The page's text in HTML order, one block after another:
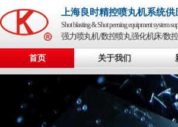
上海良时精控喷丸机系统供
Shot blasting & Shot peening equipment system
强力喷丸机/数控喷丸强化机床/数
首页 关于我们